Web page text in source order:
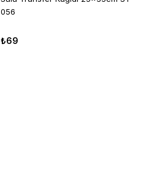
056
₺69